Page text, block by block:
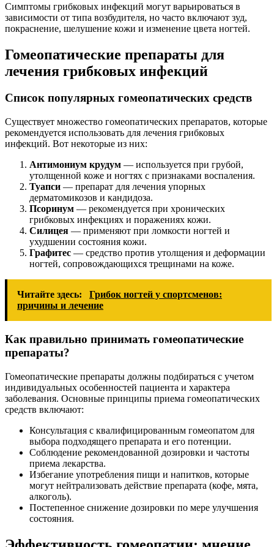
Симптомы грибковых инфекций могут варьироваться в
зависимости от типа возбудителя, но часто включают зуд,
покраснение, шелушение кожи и изменение цвета ногтей.
Гомеопатические препараты для
лечения грибковых инфекций
Список популярных гомеопатических средств
Существует множество гомеопатических препаратов, которые
рекомендуется использовать для лечения грибковых
инфекций. Вот некоторые из них:
Антимониум крудум — используется при грубой,
утолщенной коже и ногтях с признаками воспаления.
Туапси — препарат для лечения упорных
дерматомикозов и кандидоза.
Псоринум — рекомендуется при хронических
грибковых инфекциях и поражениях кожи.
Силицея — применяют при ломкости ногтей и
ухудшении состояния кожи.
Графитес — средство против утолщения и деформации
ногтей, сопровождающихся трещинами на коже.
Читайте здесь:
Грибок ногтей у спортсменов:
причины и лечение
Как правильно принимать гомеопатические
препараты?
Гомеопатические препараты должны подбираться с учетом
индивидуальных особенностей пациента и характера
заболевания. Основные принципы приема гомеопатических
средств включают:
Консультация с квалифицированным гомеопатом для
выбора подходящего препарата и его потенции.
Соблюдение рекомендованной дозировки и частоты
приема лекарства.
Избегание употребления пищи и напитков, которые
могут нейтрализовать действие препарата (кофе, мята,
алкоголь).
Постепенное снижение дозировки по мере улучшения
состояния.